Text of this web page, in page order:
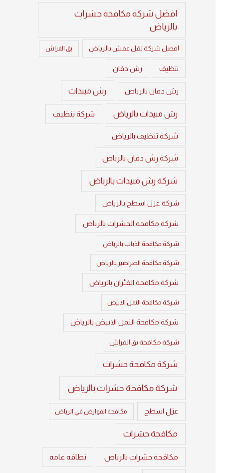
افضل شركة مكافحة حشرات
بالرياض
افضل شركة نقل عفش بالرياض بق الفراش
تنظيف رش دفان
رش دفان بالرياض رش مبيدات
رش مبيدات بالرياض شركة تنظيف
شركة تنظيف بالرياض
شركة رش دفان بالرياض
شركة رش مبيدات بالرياض
شركة عزل اسطح بالرياض
شركة مكافحة الحشرات بالرياض
شركة مكافحة الذباب بالرياض
شركة مكافحة الصراصير بالرياض
شركة مكافحة الفئران بالرياض
شركة مكافحة النمل الابيض
شركة مكافحة النمل الابيض بالرياض
شركة مكافحة بق الفراش
شركة مكافحة حشرات
شركة مكافحة حشرات بالرياض
عزل اسطح مكافحة القوارض في الرياض
مكافحة حشرات
مكافحة حشرات بالرياض نظافه عامه